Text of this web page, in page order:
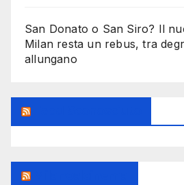
San Donato o San Siro? Il
Milan resta un rebus, tra
allungano